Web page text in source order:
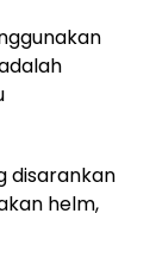
disarankan
helm,